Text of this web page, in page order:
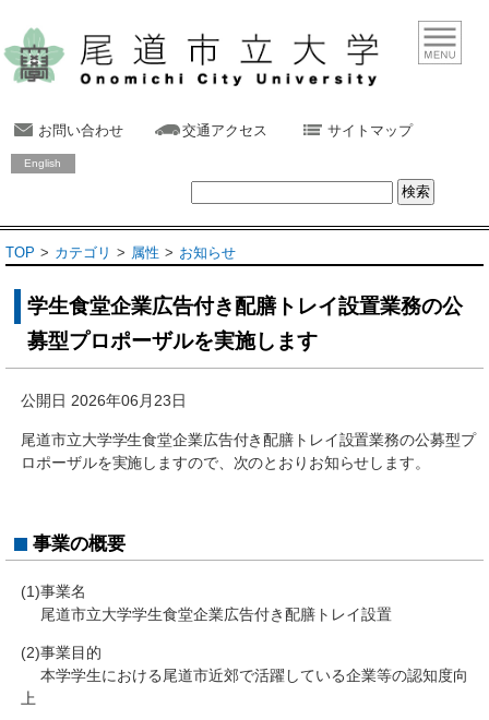
お問い合わせ 交通アクセス サイトマップ
English
TOP カテゴリ 属性 お知らせ
学生食堂企業広告付き配膳トレイ設置業務の公
募型プロポーザルを実施します
公開日 2026年06月23日
尾道市立大学学生食堂企業広告付き配膳トレイ設置業務の公募型プ
ロポーザルを実施しますので、次のとおりお知らせします。
事業の概要
(1)事業名
尾道市立大学学生食堂企業広告付き配膳トレイ設置
(2)事業目的
本学学生における尾道市近郊で活躍している企業等の認知度向
上